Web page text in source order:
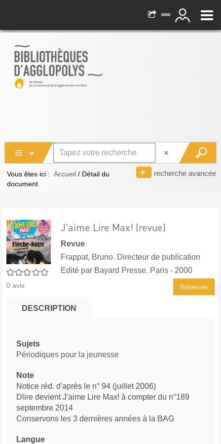
recherche avancée
Vous êtes ici : Accueil / Détail du
document
0/5
0 avis
J'aime Lire Max! (revue)
Revue
Frappat, Bruno. Directeur de publication
Edité par Bayard Presse. Paris - 2000
Réserver
DESCRIPTION
Sujets
Périodiques pour la jeunesse
Note
Notice réd. d'après le n° 94 (juillet 2006)
Dlire devient J'aime Lire Max! à compter du n°189
septembre 2014
Conservons les 3 dernières années à la BAG
Langue